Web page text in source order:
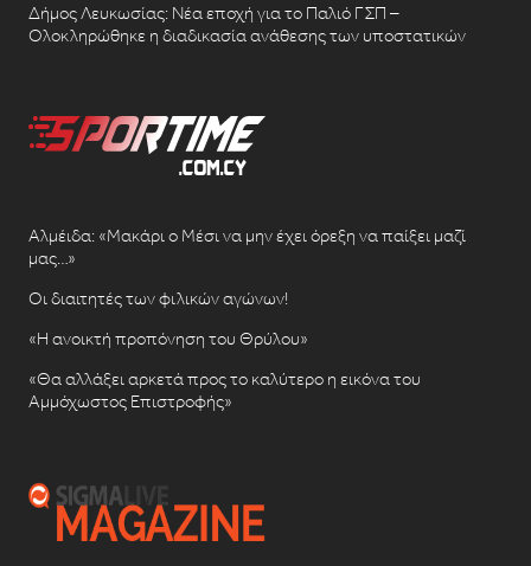
Δήμος Λευκωσίας: Νέα εποχή για το Παλιό ΓΣΠ –
Ολοκληρώθηκε η διαδικασία ανάθεσης των υποστατικών
Αλμέιδα: «Μακάρι ο Μέσι να μην έχει όρεξη να παίξει μαζί
μας…»
Οι διαιτητές των φιλικών αγώνων!
«Η ανοικτή προπόνηση του Θρύλου»
«Θα αλλάξει αρκετά προς το καλύτερο η εικόνα του
Αμμόχωστος Επιστροφής»